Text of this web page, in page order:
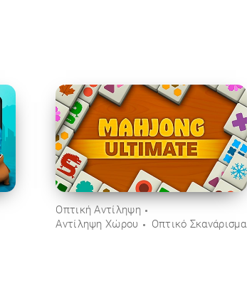
Οπτική Αντίληψη
Αντίληψη Χώρου
Οπτικό Σκανάρισμα